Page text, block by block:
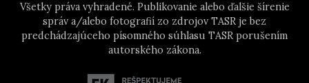
Všetky práva vyhradené. Publikovanie alebo ďalšie šírenie
správ a/alebo fotografií zo zdrojov TASR je bez
predchádzajúceho písomného súhlasu TASR porušením
autorského zákona.